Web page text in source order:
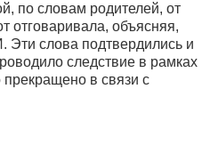
по словам родителей, от
отговаривала, объясняя,
Эти слова подтвердились и
следствие в рамках
в связи с